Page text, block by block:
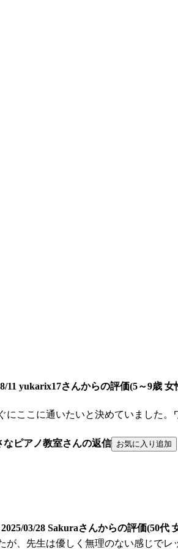
11 yukarix17さんからの評価(5～9歳 女
ここに通いたいと決めていました
なピアノ教室さんの返信
2025/03/28 Sakuraさんからの評価(50代
、先生は優しく無理のない感じで